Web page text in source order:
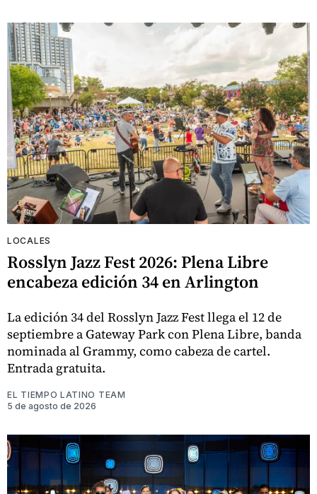
LOCALES
Rosslyn Jazz Fest 2026: Plena Libre
encabeza edición 34 en Arlington
La edición 34 del Rosslyn Jazz Fest llega el 12 de
septiembre a Gateway Park con Plena Libre, banda
nominada al Grammy, como cabeza de cartel.
Entrada gratuita.
EL TIEMPO LATINO TEAM
5 de agosto de 2026